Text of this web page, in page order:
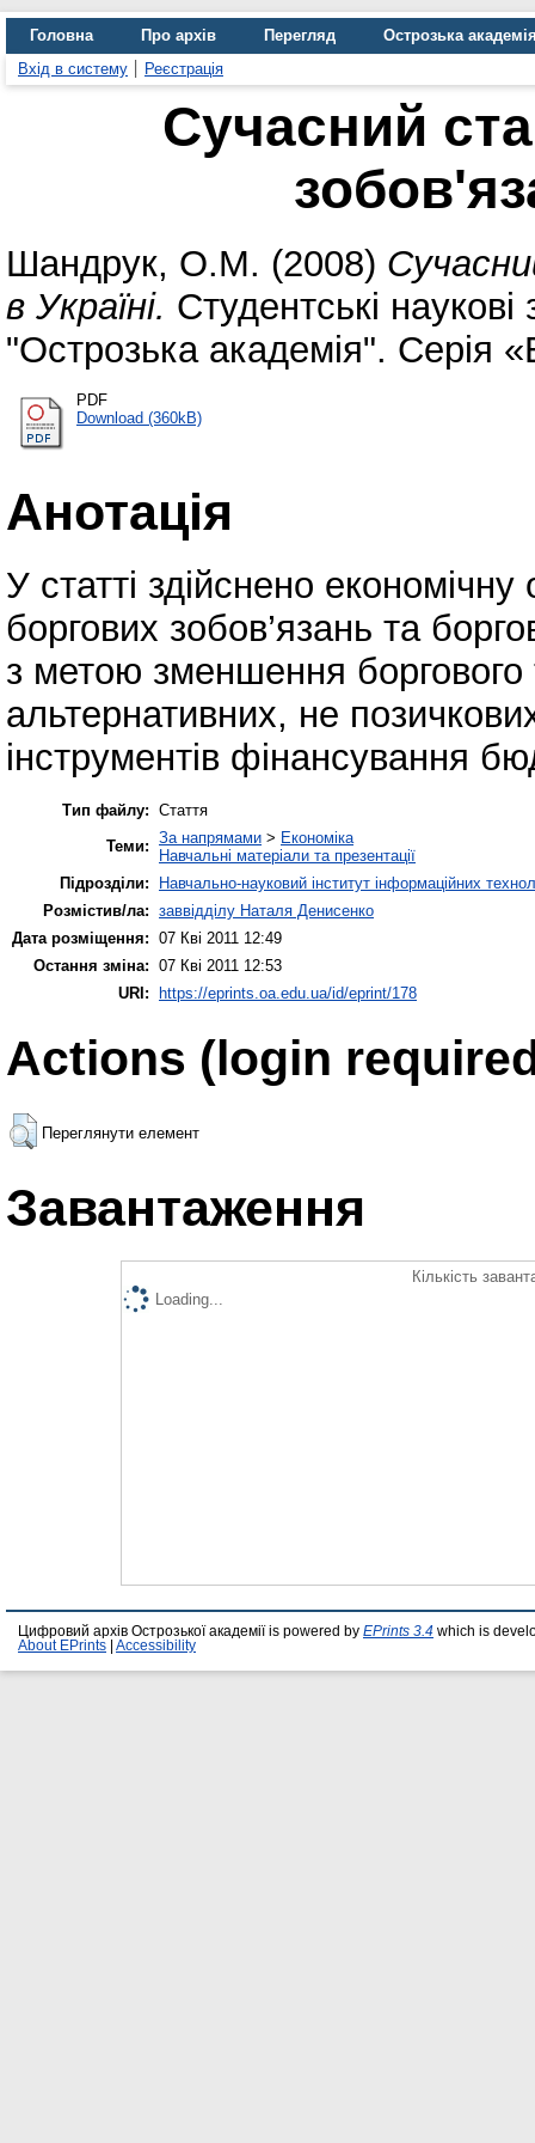
Головна Про архів Перегляд
Острозька
Вхід в систему
Реєстрація
Сучасний
Шандрук, О.М. (2008)
в Україні. Студентські
"Острозька академія". Серія
PDF
Download (360kB)
Анотація
У статті здійснено
боргових зобов’язань та
з метою зменшення боргового
альтернативних, не
інструментів фінансування
Тип файлу: Стаття
Теми: За напрямами > Економіка
Навчальні матеріали та презентації
Підрозділи:
Навчально-науковий інститут інформаційних
Розмістив/ла: заввідділу Наталя Денисенко
Дата розміщення: 07 Кві 2011 12:49
Остання зміна: 07 Кві 2011 12:53
URI: https://eprints.oa.edu.ua/id/eprint/178
Actions (login
Переглянути елемент
Завантаження
Кількість
Loading...
Цифровий архів Острозької академії is powered by EPrints 3.4 which is
About EPrints
Accessibility